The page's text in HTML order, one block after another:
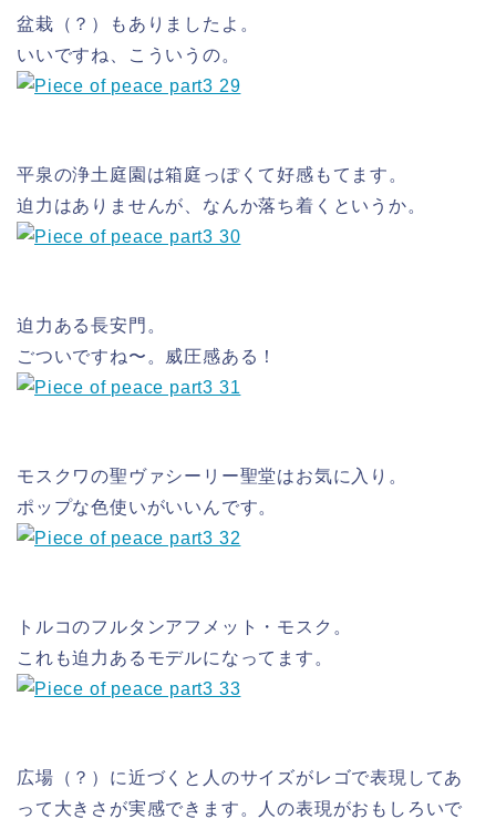
盆栽（？）もありましたよ。
いいですね、こういうの。
平泉の浄土庭園は箱庭っぽくて好感もてます。
迫力はありませんが、なんか落ち着くというか。
迫力ある長安門。
ごついですね〜。威圧感ある！
モスクワの聖ヴァシーリー聖堂はお気に入り。
ポップな色使いがいいんです。
トルコのフルタンアフメット・モスク。
これも迫力あるモデルになってます。
広場（？）に近づくと人のサイズがレゴで表現してあ
って大きさが実感できます。人の表現がおもしろいで